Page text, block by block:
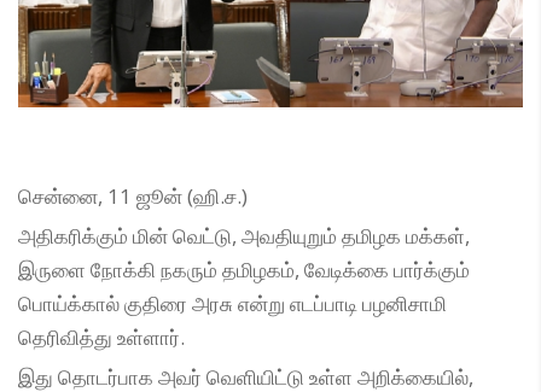
சென்னை, 11 ஜூன் (ஹி.ச.)
அதிகரிக்கும் மின் வெட்டு, அவதியுறும் தமிழக மக்கள்,
இருளை நோக்கி நகரும் தமிழகம், வேடிக்கை பார்க்கும்
பொய்க்கால் குதிரை அரசு என்று எடப்பாடி பழனிசாமி
தெரிவித்து உள்ளார்.
இது தொடர்பாக அவர் வெளியிட்டு உள்ள அறிக்கையில்,